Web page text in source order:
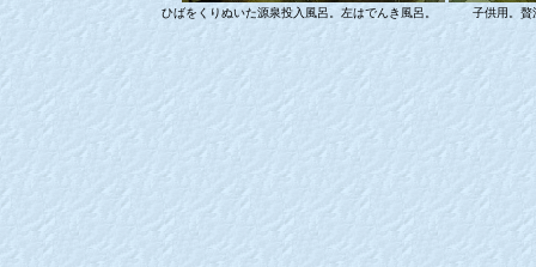
ひばをくりぬいた源泉投入風呂。左はでんき風呂。 子供用。贅